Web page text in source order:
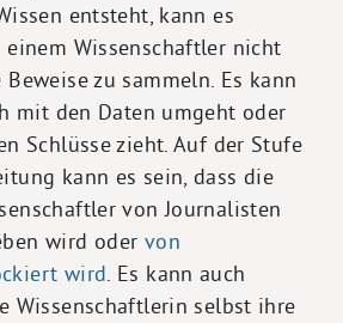
entsteht, kann es
einem Wissenschaftler nicht
zu sammeln. Es kann
mit den Daten umgeht oder
Schlüsse zieht. Auf der Stufe
kann es sein, dass die
von Journalisten
wird oder von
wird. Es kann auch
Wissenschaftlerin selbst ihre